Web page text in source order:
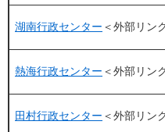
湖南行政センター ＜外部リン
熱海行政センター ＜外部リン
田村行政センター ＜外部リン